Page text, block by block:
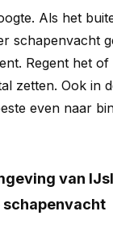
Als het
schapenvacht
Regent het
zetten. Ook in
even naar
van
schapenvacht